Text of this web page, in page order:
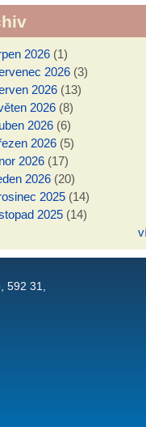
2026 (1)
2026 (3)
2026 (13)
2026 (8)
2026 (6)
2026 (5)
2026 (17)
2026 (20)
2025 (14)
2025 (14)
592 31,